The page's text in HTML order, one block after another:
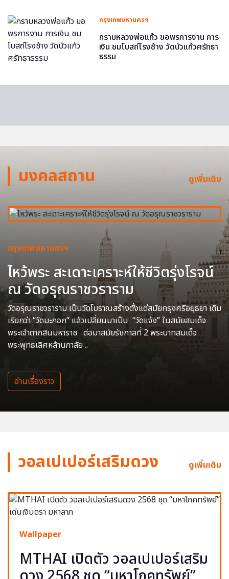
กรุงเทพมหานครฯ
กราบหลวงพ่อแก้ว ขอพรการงาน การ
เงิน ชมโบสถ์โรงช้าง วัดบัวแก้วศรัทธา
ธรรม
มงคลสถาน ดูเพิ่มเติม
กรุงเทพมหานครฯ
ไหว้พระ สะเดาะเคราะห์ให้ชีวิตรุ่งโรจน์
ณ วัดอรุณราชวราราม
วัดอรุณราชวราราม เป็นวัดโบราณสร้างตั้งแต่สมัยกรุงศรีอยุธยา เดิม
เรียกว่า “วัดมะกอก” แล้วเปลี่ยนมาเป็น “วัดแจ้ง” ในสมัยสมเด็จ
พระเจ้าตากสินมหาราช ต่อมาสมัยรัชกาลที่ 2 พระบาทสมเด็จ
พระพุทธเลิศหล้านภาลัย ..
อ่านเรื่องราว
วอลเปเปอร์เสริมดวง ดูเพิ่มเติม
Wallpaper
MTHAI เปิดตัว วอลเปเปอร์เสริม